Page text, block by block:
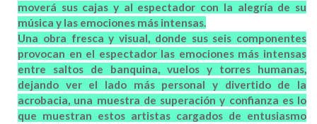
moverá sus cajas y al espectador con la alegría de su
música y las emociones más intensas.
Una obra fresca y visual, donde sus seis componentes
provocan en el espectador las emociones más intensas
entre saltos de banquina, vuelos y torres humanas,
dejando ver el lado más personal y divertido de la
acrobacia, una muestra de superación y confianza es lo
que muestran estos artistas cargados de entusiasmo